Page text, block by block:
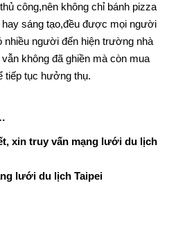
công,nên không chỉ bánh pizza
sáng tạo,đều được mọi người
nhiều người đến hiện trường nhà
không đã ghiền mà còn mua
tiếp tục hưởng thụ.
xin truy vấn mạng lưới du lịch
lưới du lịch Taipei